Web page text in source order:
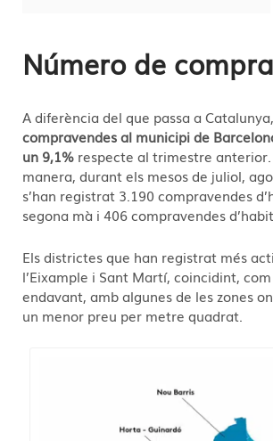
Número de
A diferència del que passa a Catalunya,
compravendes al municipi de
un 9,1% respecte al trimestre anterior.
manera, durant els mesos de juliol,
s’han registrat 3.190 compravendes
segona mà i 406 compravendes
Els districtes que han registrat més
l’Eixample i Sant Martí, coincidint,
endavant, amb algunes de les zones
un menor preu per metre quadrat.